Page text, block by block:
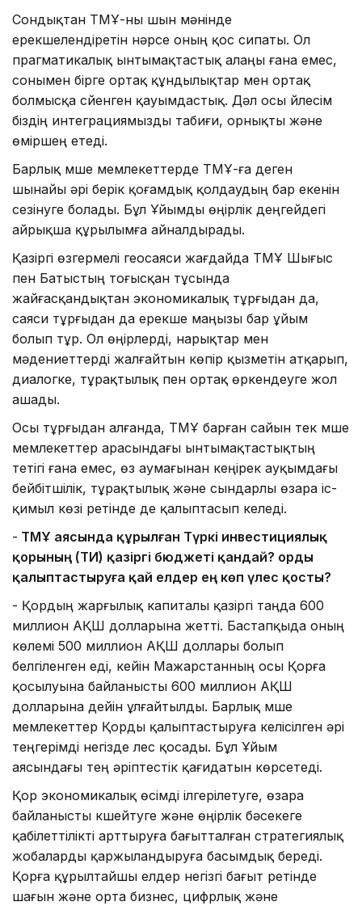
Сондықтан ТМҰ-ны шын мәнінде
ерекшелендіретін нәрсе оның қос сипаты. Ол
прагматикалық ынтымақтастық алаңы ғана емес,
сонымен бірге ортақ құндылықтар мен ортақ
болмысқа сүйенген қауымдастық. Дәл осы үйлесім
біздің интеграциямызды табиғи, орнықты және
өміршең етеді.
Барлық мүше мемлекеттерде ТМҰ-ға деген
шынайы әрі берік қоғамдық қолдаудың бар екенін
сезінуге болады. Бұл Ұйымды өңірлік деңгейдегі
айрықша құрылымға айналдырады.
Қазіргі өзгермелі геосаяси жағдайда ТМҰ Шығыс
пен Батыстың тоғысқан тұсында
жайғасқандықтан экономикалық тұрғыдан да,
саяси тұрғыдан да ерекше маңызы бар ұйым
болып тұр. Ол өңірлерді, нарықтар мен
мәдениеттерді жалғайтын көпір қызметін атқарып,
диалогке, тұрақтылық пен ортақ өркендеуге жол
ашады.
Осы тұрғыдан алғанда, ТМҰ барған сайын тек мүше
мемлекеттер арасындағы ынтымақтастықтың
тетігі ғана емес, өз аумағынан кеңірек ауқымдағы
бейбітшілік, тұрақтылық және сындарлы өзара іс-
қимыл көзі ретінде де қалыптасып келеді.
- ТМҰ аясында құрылған Түркі инвестициялық
қорының (ТИҚ) қазіргі бюджеті қандай? Қорды
қалыптастыруға қай елдер ең көп үлес қосты?
- Қордың жарғылық капиталы қазіргі таңда 600
миллион АҚШ долларына жетті. Бастапқыда оның
көлемі 500 миллион АҚШ доллары болып
белгіленген еді, кейін Мажарстанның осы Қорға
қосылуына байланысты 600 миллион АҚШ
долларына дейін ұлғайтылды. Барлық мүше
мемлекеттер Қорды қалыптастыруға келісілген әрі
теңгерімді негізде үлес қосады. Бұл Ұйым
аясындағы тең әріптестік қағидатын көрсетеді.
Қор экономикалық өсімді ілгерілетуге, өзара
байланысты күшейтуге және өңірлік бәсекеге
қабілеттілікті арттыруға бағытталған стратегиялық
жобаларды қаржыландыруға басымдық береді.
Қорға құрылтайшы елдер негізгі бағыт ретінде
шағын және орта бизнес, цифрлық және